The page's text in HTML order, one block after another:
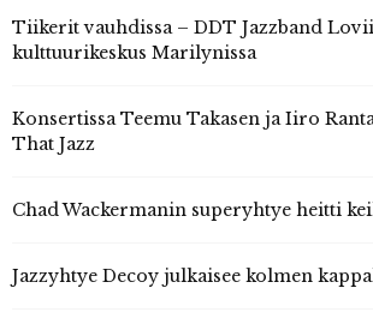
Tiikerit vauhdissa – DDT Jazzband
kulttuurikeskus Marilynissa
Konsertissa Teemu Takasen ja Iiro
That Jazz
Chad Wackermanin superyhtye heitti
Jazzyhtye Decoy julkaisee kolmen